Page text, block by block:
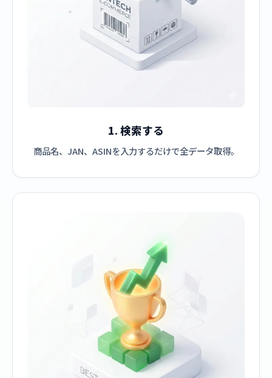
1. 検索する
商品名、JAN、ASINを入力するだけで全データ取得。